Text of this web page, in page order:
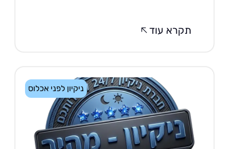
תקרא עוד
ניקיון לפני אכלוס